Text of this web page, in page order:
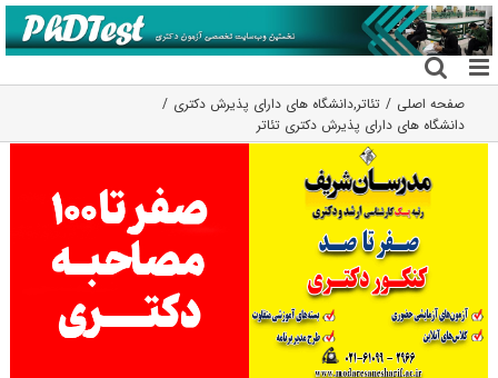
رفتن
به
محتوا
صفحه اصلی تئاتر,دانشگاه های دارای پذیرش دکتری
دانشگاه های دارای پذیرش دکتری ﺗﺌﺎﺗﺮ